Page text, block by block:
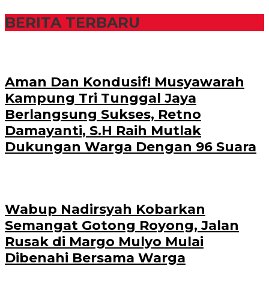
BERITA TERBARU
Aman Dan Kondusif! Musyawarah
Kampung Tri Tunggal Jaya
Berlangsung Sukses, Retno
Damayanti, S.H Raih Mutlak
Dukungan Warga Dengan 96 Suara
Wabup Nadirsyah Kobarkan
Semangat Gotong Royong, Jalan
Rusak di Margo Mulyo Mulai
Dibenahi Bersama Warga